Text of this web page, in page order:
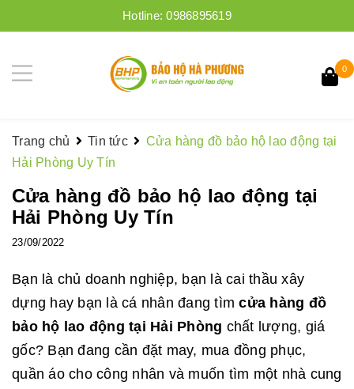
Hotline:0986895619
0
Trang chủ Tin tức
Cửa hàng đồ bảo hộ lao động tại
Hải Phòng Uy Tín
Cửa hàng đồ bảo hộ lao động tại
Hải Phòng Uy Tín
23/09/2022
Bạn là chủ doanh nghiệp, bạn là cai thầu xây
dựng hay bạn là cá nhân đang tìmcửa hàng đồ
bảo hộ lao động tại Hải Phòng chất lượng, giá
gốc? Bạn đang cần đặt may, mua đồng phục,
quần áo cho công nhân và muốn tìm một nhà cung